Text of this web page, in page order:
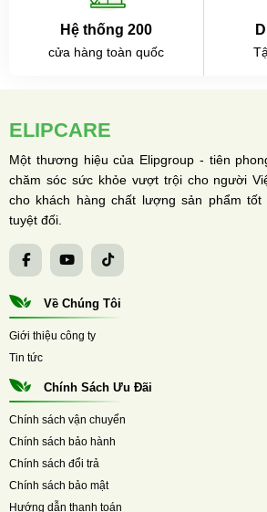
Hệ thống 200
cửa hàng toàn quốc
ELIPCARE
Một thương hiệu của Elipgroup - tiên
chăm sóc sức khỏe vượt trội cho người
cho khách hàng chất lượng sản phẩm
tuyệt đối.
Về Chúng Tôi
Giới thiệu công ty
Tin tức
Chính Sách Ưu Đãi
Chính sách vận chuyển
Chính sách bảo hành
Chính sách đổi trả
Chính sách bảo mật
Hướng dẫn thanh toán